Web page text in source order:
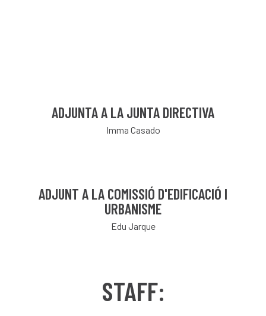
ADJUNTA A LA JUNTA DIRECTIVA
Imma Casado
ADJUNT A LA COMISSIÓ D'EDIFICACIÓ I
URBANISME
Edu Jarque
STAFF: